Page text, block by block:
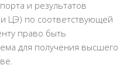
и результатов
ЦЭ) по соответствующей
право быть
для получения высшего